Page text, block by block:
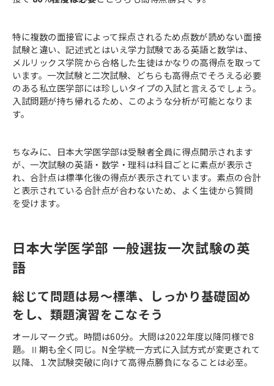
特に複数の面接官によって採点されるため点数が読めない面接
試験と違い、記述式とはいえ学力試験である英語と数学は、
メルリックス学院から合格した生徒はかなりの高得点を取って
います。一次試験と二次試験、どちらも高得点でそろえる必要
のある私立医学部には珍しいタイプの入試と言えるでしょう。
入試問題が持ち帰れるため、このような分析が可能となりま
す。
ちなみに、日本大学医学部は受験者全員に得点開示されます
が、一次試験の英語・数学・理科は科目ごとに素点が表示さ
れ、合計点は標準化後の得点が表示されています。素点の合計
と表示されている合計点が合わないため、よく生徒から質問
を受けます。
日本大学医学部 一般選抜一次試験の英
語
総じて問題は易～標準、しっかり基礎固め
をし、類題演習をこなそう
オールマーク式。時間は60分。大問は2022年度以降同様で8
題。Ⅱ期も全く同じ。N全学統一方式に入試方式が変更されて
以降、１次試験突破に向けて高得点勝負になることは必至。